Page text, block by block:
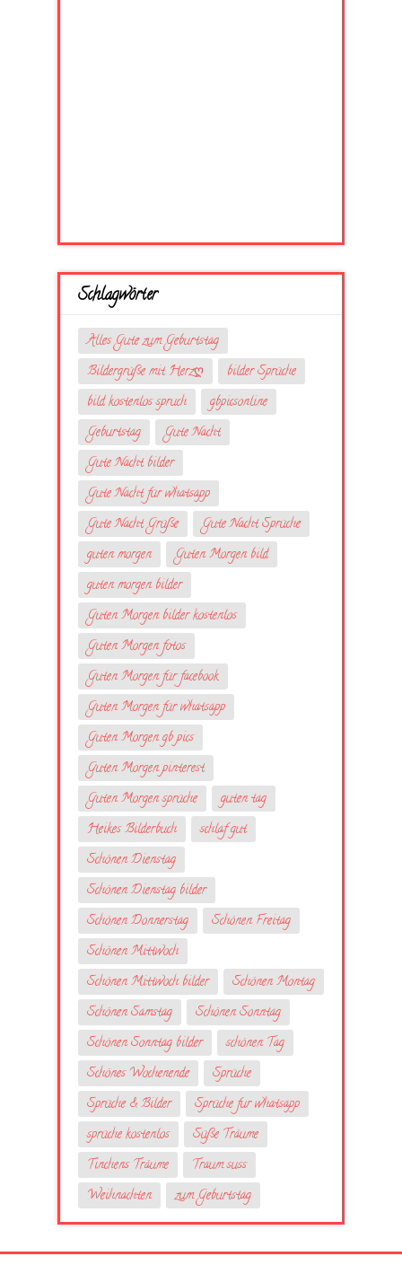
Schlagwörter
Alles Gute zum Geburtstag
Bildergrüße mit Herzღ
bilder Sprüche
bild kostenlos spruch
gbpicsonline
Geburtstag
Gute Nacht
Gute Nacht bilder
Gute Nacht für whatsapp
Gute Nacht Grüße
Gute Nacht Sprüche
guten morgen
Guten Morgen bild
guten morgen bilder
Guten Morgen bilder kostenlos
Guten Morgen fotos
Guten Morgen für facebook
Guten Morgen für whatsapp
Guten Morgen gb pics
Guten Morgen pinterest
Guten Morgen sprüche
guten tag
Heikes Bilderbuch
schlaf gut
Schönen Dienstag
Schönen Dienstag bilder
Schönen Donnerstag
Schönen Freitag
Schönen Mittwoch
Schönen Mittwoch bilder
Schönen Montag
Schönen Samstag
Schönen Sonntag
Schönen Sonntag bilder
schönen Tag
Schönes Wochenende
Sprüche
Sprüche & Bilder
Sprüche fur whatsapp
sprüche kostenlos
Süße Träume
Tinchens Träume
Traum suss
Weihnachten
zum Geburtstag